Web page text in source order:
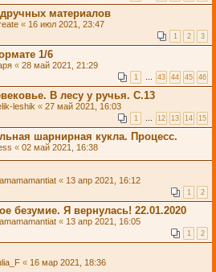
материалов
« 16 июл 2021, 23:47
1 2 3
1/6
« 28 май 2021, 21:29
1 … 43 44 45 46
В лесу у ручья. С.13
leshik « 27 май 2021, 16:03
1 … 12 13 14 15
шарнирная кукла. Процесс.
« 02 май 2021, 16:38
« 13 апр 2021, 16:12
1 2
безумие. Я вернулась! 22.01.2020
« 13 апр 2021, 16:05
1 2
« 16 мар 2021, 18:36